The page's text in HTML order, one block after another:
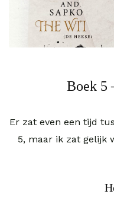
Boek 5
Er zat even een tijd
5, maar ik zat gelijk